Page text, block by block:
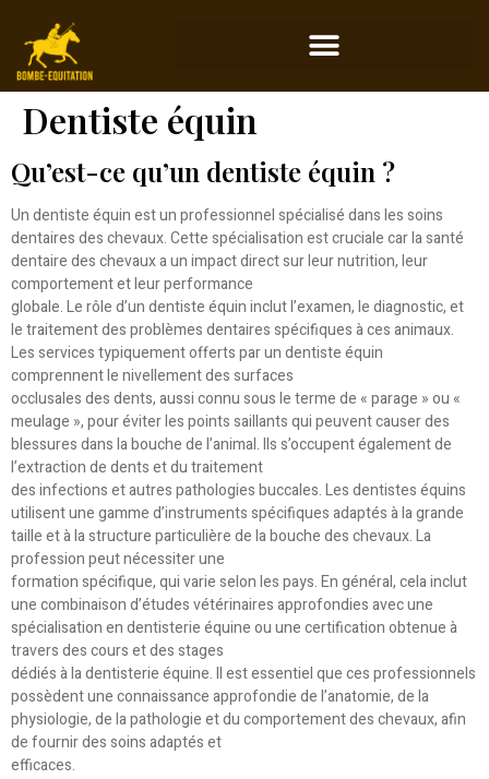
Dentiste équin
Qu’est-ce qu’un dentiste équin ?
Un dentiste équin est un professionnel spécialisé dans les soins
dentaires des chevaux. Cette spécialisation est cruciale car la santé
dentaire des chevaux a un impact direct sur leur nutrition, leur
comportement et leur performance
globale. Le rôle d’un dentiste équin inclut l’examen, le diagnostic, et
le traitement des problèmes dentaires spécifiques à ces animaux.
Les services typiquement offerts par un dentiste équin
comprennent le nivellement des surfaces
occlusales des dents, aussi connu sous le terme de « parage » ou «
meulage », pour éviter les points saillants qui peuvent causer des
blessures dans la bouche de l’animal. Ils s’occupent également de
l’extraction de dents et du traitement
des infections et autres pathologies buccales. Les dentistes équins
utilisent une gamme d’instruments spécifiques adaptés à la grande
taille et à la structure particulière de la bouche des chevaux. La
profession peut nécessiter une
formation spécifique, qui varie selon les pays. En général, cela inclut
une combinaison d’études vétérinaires approfondies avec une
spécialisation en dentisterie équine ou une certification obtenue à
travers des cours et des stages
dédiés à la dentisterie équine. Il est essentiel que ces professionnels
possèdent une connaissance approfondie de l’anatomie, de la
physiologie, de la pathologie et du comportement des chevaux, afin
de fournir des soins adaptés et
efficaces.